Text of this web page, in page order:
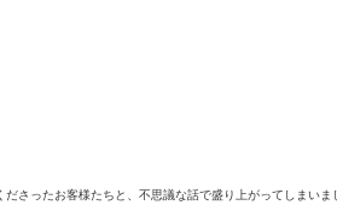
さったお客様たちと、 不思議な話で盛り上がってしまいま